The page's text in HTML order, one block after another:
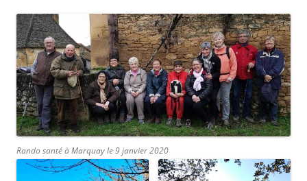
Rando santé à Marquay le 9 janvier 2020